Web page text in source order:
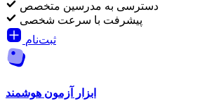
دسترسی به مدرسین متخصص
پیشرفت با سرعت شخصی
ثبت‌نام
ابزار آزمون هوشمند